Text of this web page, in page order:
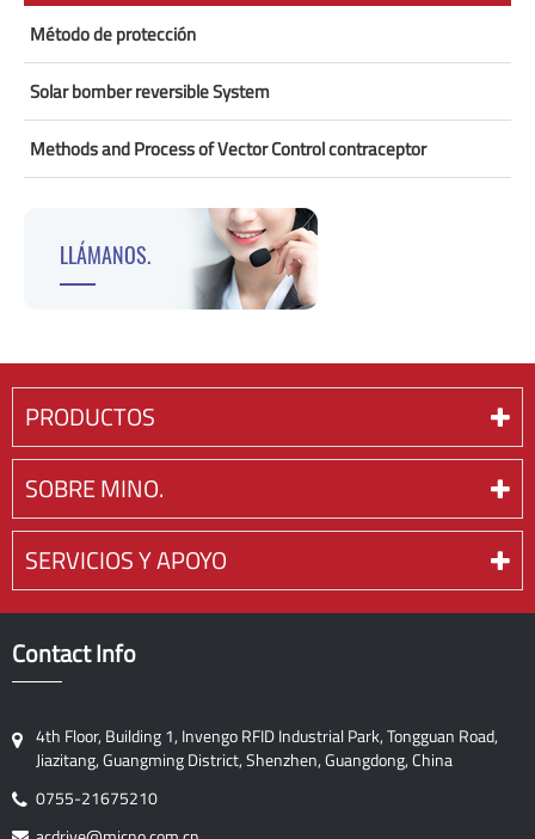
Método de protección
Solar bomber reversible System
Methods and Process of Vector Control contraceptor
LLÁMANOS.
PRODUCTOS
SOBRE MINO.
SERVICIOS Y APOYO
Contact Info
4th Floor, Building 1, Invengo RFID Industrial Park, Tongguan Road,
Jiazitang, Guangming District, Shenzhen, Guangdong, China
0755-21675210